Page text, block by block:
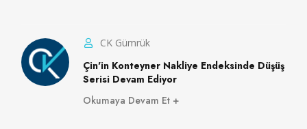
CK Gümrük
Çin'in Konteyner Nakliye Endeksinde Düşüş
Serisi Devam Ediyor
Okumaya Devam Et